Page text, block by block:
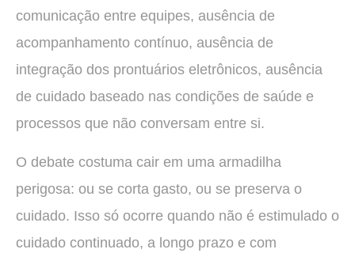
comunicação entre equipes, ausência de
acompanhamento contínuo, ausência de
integração dos prontuários eletrônicos, ausência
de cuidado baseado nas condições de saúde e
processos que não conversam entre si.
O debate costuma cair em uma armadilha
perigosa: ou se corta gasto, ou se preserva o
cuidado. Isso só ocorre quando não é estimulado o
cuidado continuado, a longo prazo e com